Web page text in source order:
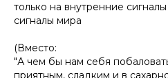
только на внутренние
сигналы мира
(Вместо:
"А чем бы нам себя
приятным, сладким и в